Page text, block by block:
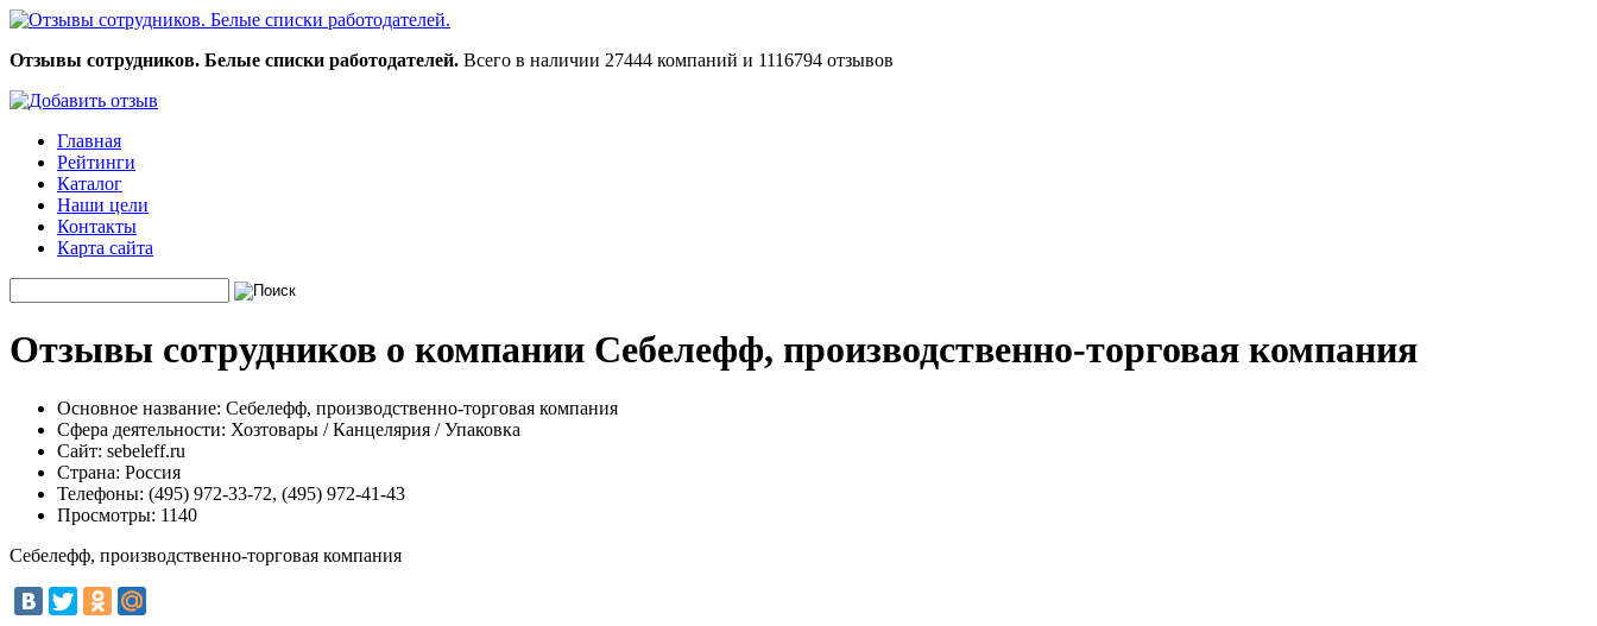
Отзывы сотрудников. Белые списки работодателей. Всего в наличии 27444 компаний и 1116794 отзывов
Главная
Рейтинги
Каталог
Наши цели
Контакты
Карта сайта
Отзывы сотрудников о компании Себелефф, производственно-торговая компания
Основное название: Себелефф, производственно-торговая компания
Сфера деятельности: Хозтовары / Канцелярия / Упаковка
Сайт: sebeleff.ru
Страна: Россия
Телефоны: (495) 972-33-72, (495) 972-41-43
Просмотры: 1140
Себелефф, производственно-торговая компания